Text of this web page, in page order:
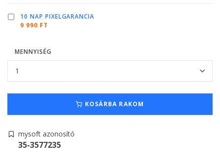
10 NAP PIXELGARANCIA
9 990 FT
MENNYISÉG
KOSÁRBA RAKOM
mysoft azonosító
35-3577235